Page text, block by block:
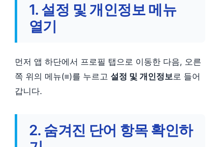
1. 설정 및 개인정보 메뉴
열기
먼저 앱 하단에서 프로필 탭으로 이동한 다음, 오른
쪽 위의 메뉴(≡)를 누르고 설정 및 개인정보 로 들어
갑니다.
2. 숨겨진 단어 항목 확인하